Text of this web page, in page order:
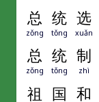
总 统 选
zǒng tǒng xuǎn
总 统 制
zǒng tǒng zhì
祖 国 和